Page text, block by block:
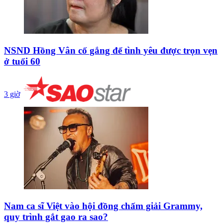
NSND Hồng Vân cố gắng để tình yêu được trọn vẹn
ở tuổi 60
3 giờ
Nam ca sĩ Việt vào hội đồng chấm giải Grammy,
quy trình gắt gao ra sao?